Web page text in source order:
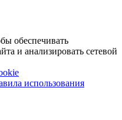
обеспечивать
и анализировать сетевой
использования